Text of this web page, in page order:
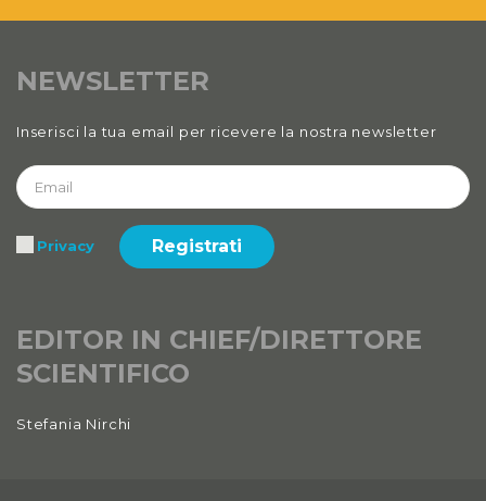
NEWSLETTER
Inserisci la tua email per ricevere la nostra newsletter
Privacy Registrati
EDITOR IN CHIEF/DIRETTORE
SCIENTIFICO
Stefania Nirchi